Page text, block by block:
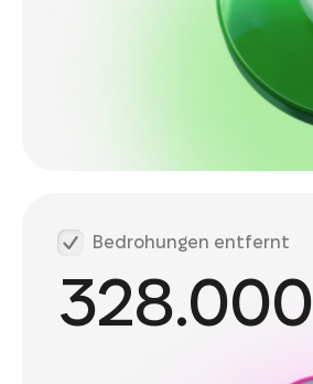
Bedrohungen entfernt
328.000